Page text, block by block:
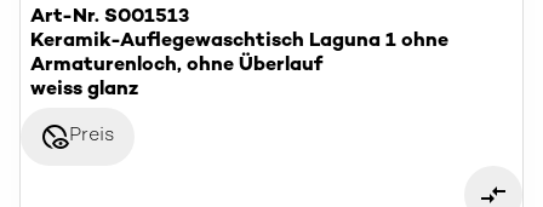
Art-Nr. S001513
Keramik-Auflegewaschtisch Laguna 1 ohne
Armaturenloch, ohne Überlauf
weiss glanz
disabled_visiblePreis